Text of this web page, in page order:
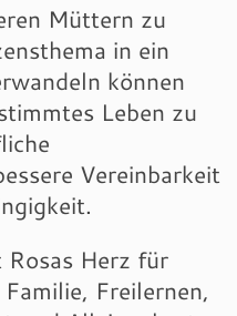
Müttern zu
in ein
können
Leben zu
Vereinbarkeit
Rosas Herz für
Freilernen,